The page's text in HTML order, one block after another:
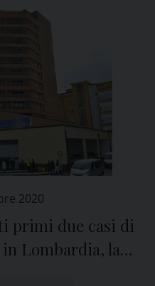
2020
primi due casi di
Lombardia, la